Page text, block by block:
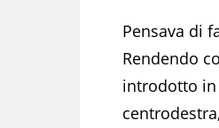
Pensava di
Rendendo
introdotto in